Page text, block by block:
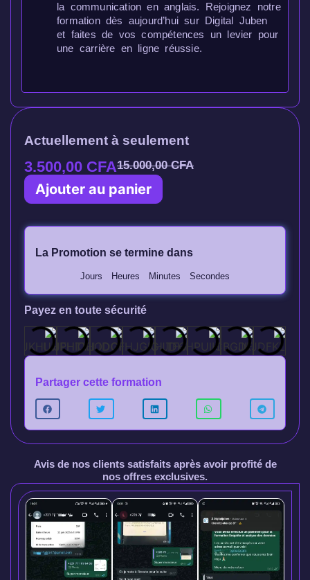
la communication en anglais. Rejoignez notre
formation dès aujourd’hui sur Digital Juben
et faites de vos compétences un levier pour
une carrière en ligne réussie.
Actuellement à seulement
3.500,00 CFA15.000,00CFA
Ajouter au panier
La Promotion se termine dans
Jours Heures Minutes Secondes
Payez en toute sécurité
Partager cette formation
Avis de nos clients satisfaits après avoir profité de
nos offres exclusives.